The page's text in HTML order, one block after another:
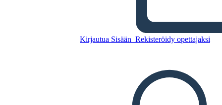
Kirjautua Sisään Rekisteröidy opettajaksi
Kopioi tämä kuvakäsikirjoitus
LUO KUVAKÄSIKIRJOITUS
LUE MINULLE